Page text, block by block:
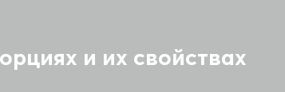
и их свойствах